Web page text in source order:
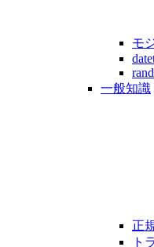
モ
一般知識
正
ト